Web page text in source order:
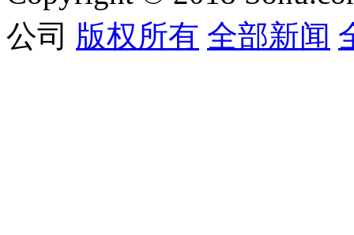
公司 版权所有 全部新闻